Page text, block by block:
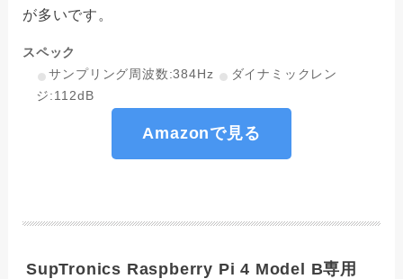
が多いです。
スペック
サンプリング周波数:384Hz
ダイナミックレン
ジ:112dB
Amazonで見る
SupTronics Raspberry Pi 4 Model B専用